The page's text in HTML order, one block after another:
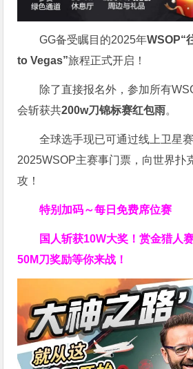
GG备受瞩目的2025年WSOP“
to Vegas”旅程正式开启！
除了直接报名外，参加所有
会斩获共200w刀锦标赛红包雨。
全球选手现已可通过线上卫星
2025WSOP主赛事门票，向世界扑
攻！
特别加码～每日免费席位赛
国人斩获10W大奖！赏金猎人
50M刀奖励等你来战！